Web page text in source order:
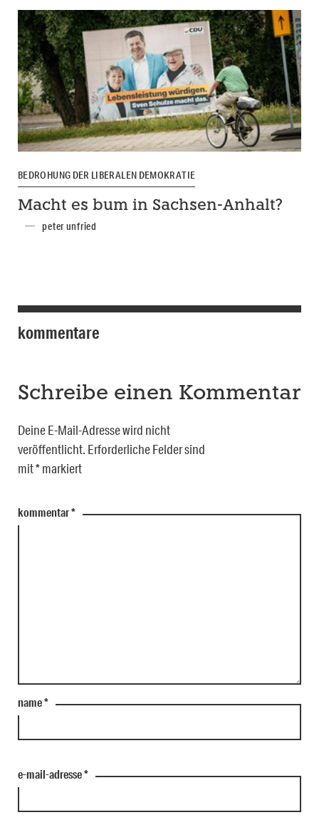
BEDROHUNG DER LIBERALEN DEMOKRATIE
Macht es bum in Sachsen-Anhalt?
peter unfried
kommentare
Schreibe einen Kommentar
Deine E-Mail-Adresse wird nicht
veröffentlicht. Erforderliche Felder sind
mit*markiert
kommentar*
name*
e-mail-adresse*